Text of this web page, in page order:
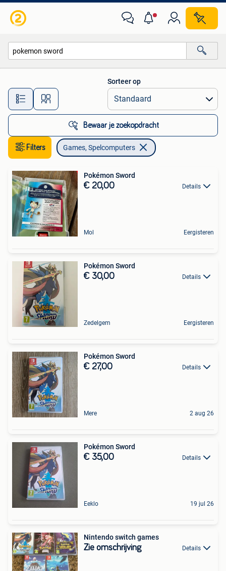
Alle afstanden…
Sorteer op
Bewaar je zoekopdracht
Filters Games, Spelcomputers
Pokémon Sword
€ 20,00 Details
Mol Eergisteren
Pokémon Sword
€ 30,00 Details
Zedelgem Eergisteren
Pokémon Sword
€ 27,00 Details
Mere 2 aug 26
Pokémon Sword
€ 35,00 Details
Eeklo 19 jul 26
Nintendo switch games
Zie omschrijving Details